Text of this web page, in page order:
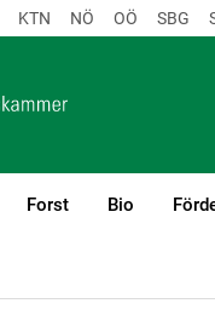
KTN NÖ OÖ SBG
Forst Bio